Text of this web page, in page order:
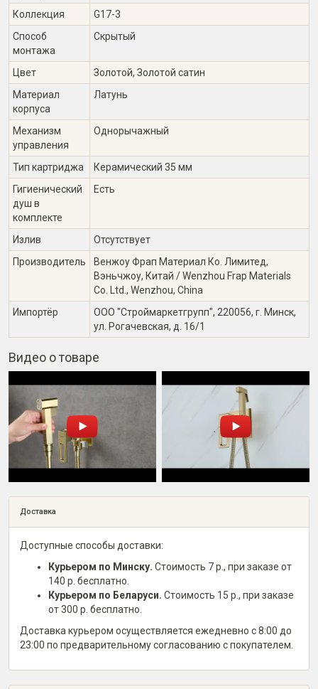
Коллекция
G17-3
Способ
монтажа
Скрытый
Цвет
Золотой, Золотой сатин
Материал
корпуса
Латунь
Механизм
управления
Однорычажный
Тип картриджа
Керамический 35 мм
Гигиенический
душ в
комплекте
Есть
Излив
Отсутствует
Производитель
Венжоу Фрап Материал Ко. Лимитед,
Вэньчжоу, Китай / Wenzhou Frap Materials
Co. Ltd., Wenzhou, China
Импортёр
ООО "Строймаркетгрупп", 220056, г. Минск,
ул. Рогачевская, д. 16/1
Видео о товаре
Доставка
Доступные способы доставки:
Курьером по Минску. Стоимость 7 р., при заказе от
140 р. бесплатно.
Курьером по Беларуси. Стоимость 15 р., при заказе
от 300 р. бесплатно.
Доставка курьером осуществляется ежедневно с 8:00 до
23:00 по предварительному согласованию с покупателем.